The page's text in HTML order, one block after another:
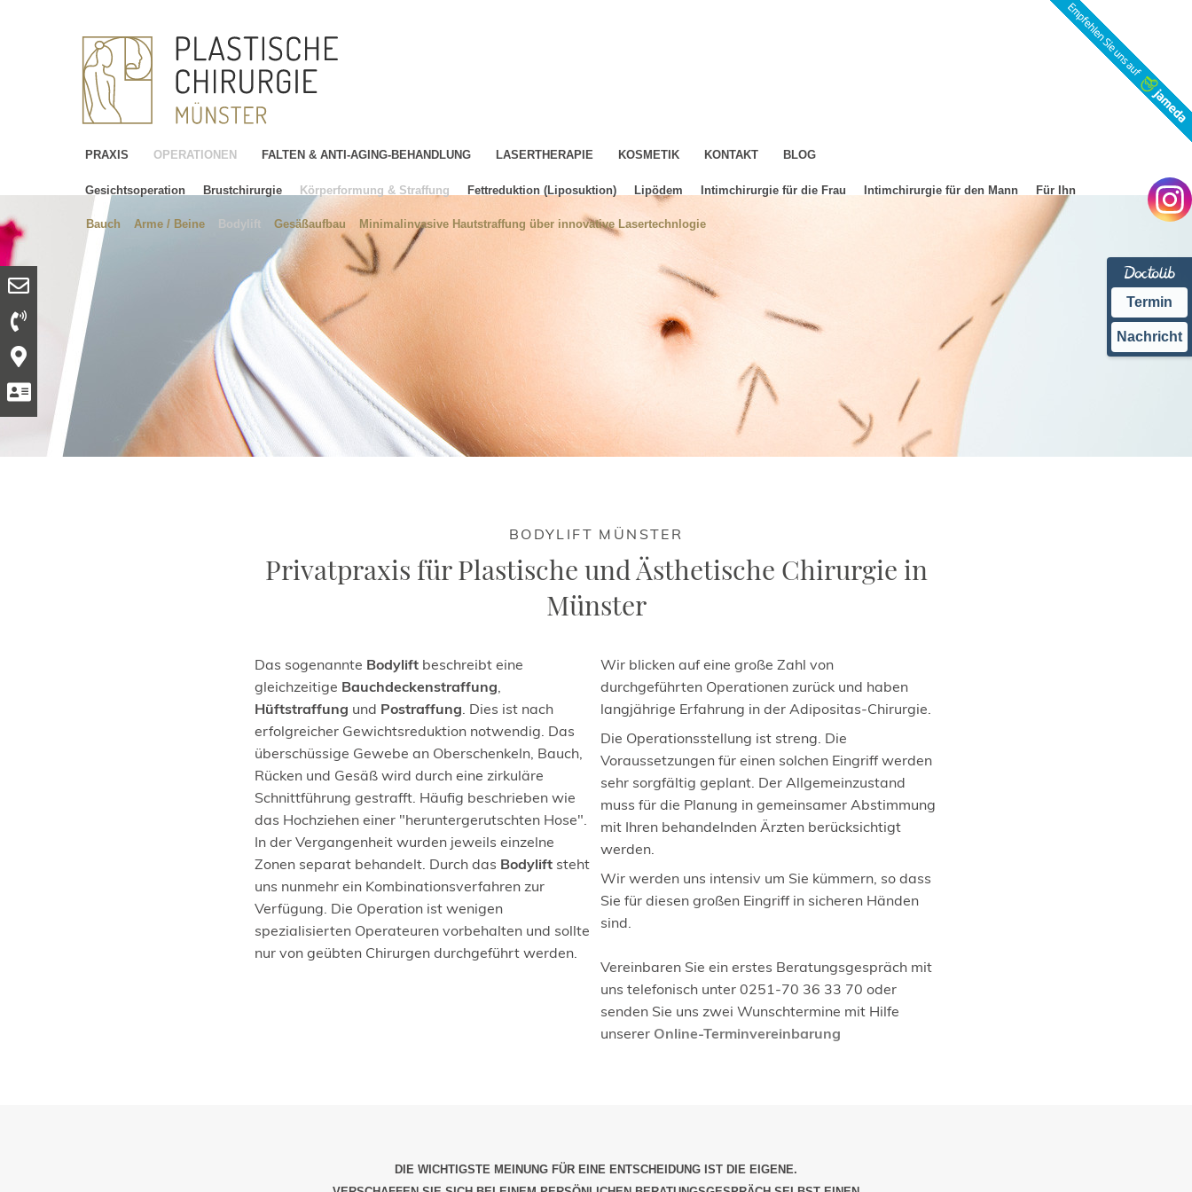
Termin
Nachricht
PRAXIS OPERATIONEN FALTEN & ANTI-AGING-BEHANDLUNG LASERTHERAPIE KOSMETIK KONTAKT BLOG
Gesichtsoperation Brustchirurgie Körperformung & Straffung
Bauch Arme / Beine Bodylift Gesäßaufbau Minimalinvasive Hautstraffung über innovative Lasertechnlogie
Fettreduktion (Liposuktion) Lipödem Intimchirurgie für die Frau Intimchirurgie für den Mann Für Ihn
BODYLIFT MÜNSTER
Privatpraxis für Plastische und Ästhetische Chirurgie in
Münster
Das sogenannte Bodylift beschreibt eine
gleichzeitige Bauchdeckenstraffung,
Hüftstraffung und Postraffung. Dies ist nach
erfolgreicher Gewichtsreduktion notwendig. Das
überschüssige Gewebe an Oberschenkeln, Bauch,
Rücken und Gesäß wird durch eine zirkuläre
Schnittführung gestrafft. Häufig beschrieben wie
das Hochziehen einer "heruntergerutschten Hose".
In der Vergangenheit wurden jeweils einzelne
Zonen separat behandelt. Durch das Bodylift steht
uns nunmehr ein Kombinationsverfahren zur
Verfügung. Die Operation ist wenigen
spezialisierten Operateuren vorbehalten und sollte
nur von geübten Chirurgen durchgeführt werden.
Wir blicken auf eine große Zahl von
durchgeführten Operationen zurück und haben
langjährige Erfahrung in der Adipositas-Chirurgie.
Die Operationsstellung ist streng. Die
Voraussetzungen für einen solchen Eingriff werden
sehr sorgfältig geplant. Der Allgemeinzustand
muss für die Planung in gemeinsamer Abstimmung
mit Ihren behandelnden Ärzten berücksichtigt
werden.
Wir werden uns intensiv um Sie kümmern, so dass
Sie für diesen großen Eingriff in sicheren Händen
sind.
Vereinbaren Sie ein erstes Beratungsgespräch mit
uns telefonisch unter 0251-70 36 33 70 oder
senden Sie uns zwei Wunschtermine mit Hilfe
unserer Online-Terminvereinbarung
DIE WICHTIGSTE MEINUNG FÜR EINE ENTSCHEIDUNG IST DIE EIGENE.